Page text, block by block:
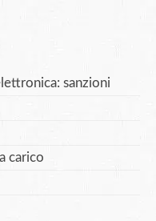
sanzioni
carico